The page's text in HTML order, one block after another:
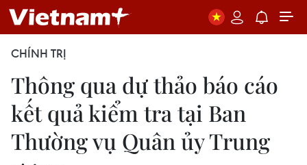
CHÍNH TRỊ
Thông qua dự thảo báo cáo
kết quả kiểm tra tại Ban
Thường vụ Quân ủy Trung